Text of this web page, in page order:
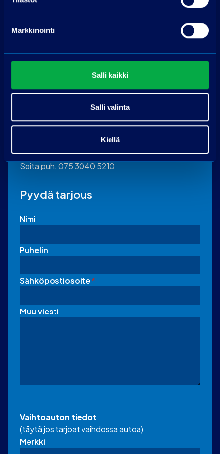
Markkinointi
Salli kaikki
Salli valinta
Kiellä
Ota yhteyttä
PP-auto Lohja
08200 Lohja
Soita puh. 075 3040 5210
Pyydä tarjous
Nimi
Puhelin
Sähköpostiosoite*
Muu viesti
Vaihtoauton tiedot
(täytä jos tarjoat vaihdossa autoa)
Merkki